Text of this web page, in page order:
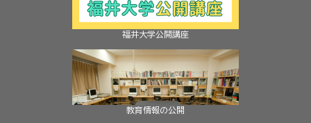
福井大学公開講座
教育情報の公開